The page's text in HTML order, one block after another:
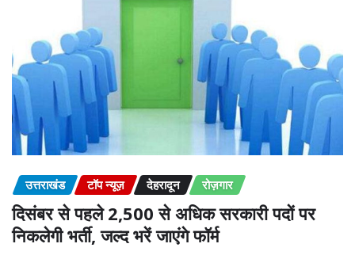
उत्तराखंड टॉप न्यूज़ देहरादून रोज़गार
दिसंबर से पहले 2,500 से अधिक सरकारी पदों पर
निकलेगी भर्ती, जल्द भरें जाएंगे फॉर्म